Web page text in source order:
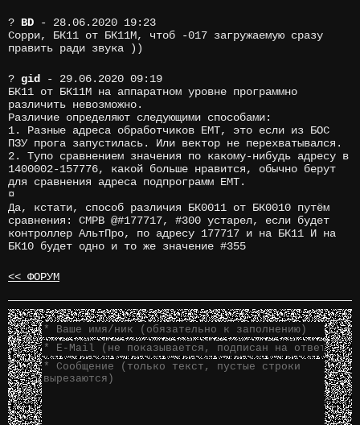
? BD - 28.06.2020 19:23
Сорри, БК11 от БК11М, чтоб -017 загружаемую сразу
править ради звука ))
? gid
- 29.06.2020 09:19
БК11 от БК11М на аппаратном уровне программно
различить невозможно.
Различие определяют следующими способами:
1. Разные адреса обработчиков EMT, это если из БОС
ПЗУ прога запустилась. Или вектор не перехватывался.
2. Тупо сравнением значения по какому-нибудь адресу в
1400002-157776, какой больше нравится, обычно берут
для сравнения адреса подпрограмм ЕМТ.
¤
Да, кстати, способ различия БК0011 от БК0010 путём
сравнения: CMPB @#177717, #300 устарел, если будет
контроллер АльтПро, по адресу 177717 и на БК11 И на
БК10 будет одно и то же значение #355
<< ФОРУМ